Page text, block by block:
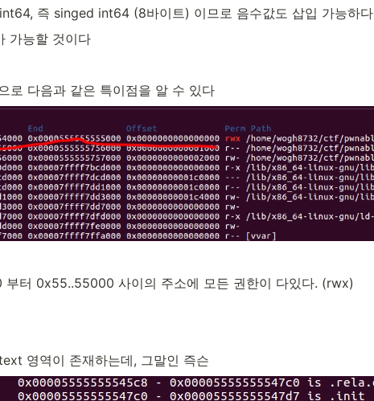
즉 singed int64 (8바이트) 이므로 음수값도 삽입 가능하다
가능할 것이다
로 다음과 같은 특이점을 알 수 있다
터 0x55..55000 사이의 주소에 모든 권한이 다있다. (rwx)
영역이 존재하는데, 그말인 즉슨